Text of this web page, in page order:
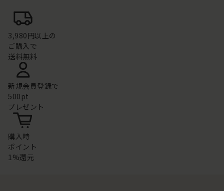
3,980円以上の
ご購入で
送料無料
新規会員登録で
500pt
プレゼント
購入時
ポイント
1%還元